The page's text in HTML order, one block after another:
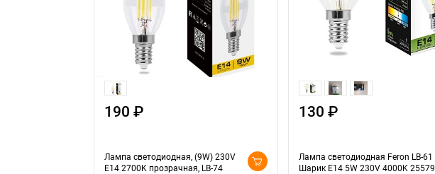
190 ₽
Лампа светодиодная, (9W) 230V
E14 2700K прозрачная, LB-74
130 ₽
Лампа светодиодная Feron LB-61
Шарик E14 5W 230V 4000K 25579